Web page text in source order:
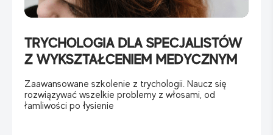
TRYCHOLOGIA DLA SPECJALISTÓW
Z WYKSZTAŁCENIEM MEDYCZNYM
Zaawansowane szkolenie z trychologii. Naucz się
rozwiązywać wszelkie problemy z włosami, od
łamliwości po łysienie